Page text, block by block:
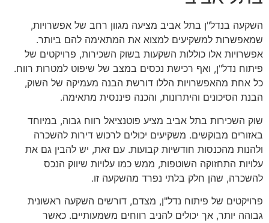
השקעה בנדל"ן בתל אביב מציעה מגוון רחב של אפשרויות,
שמאפשרות למשקיעים למצוא את המתאימה להם ביותר.
אפשרויות אלו כוללות השקעות בשוק השכירות, פרויקטים של
פיתוח נדל"ן, ואף רכישת נכסים במצב של שיפוט למטרות רווח.
כל אחת מהאפשרויות הללו דורשת הבנה מעמיקה של השוק,
הבנת הסיכונים והיתרונות, והכנה פיננסית מתאימה.
שוק השכירות בתל אביב מציע פוטנציאל רווח גבוה, במיוחד
באזורים מבוקשים. משקיעים יכולים לרכוש דירות להשכרה
ולהנות מהכנסות חודשיות קבועות. עם זאת, יש להבין גם את
עלויות התחזוקה השוטפות, ממש כמו עלויות שיווק הנכס
להשכרה, שהן חלק בלתי נפרד מהשקעה זו.
פרויקטים של פיתוח נדל"ן, מצדם, דורשים השקעה ראשונית
גבוהה יותר, אך יכולים להניב רווחים משמעותיים. כאשר